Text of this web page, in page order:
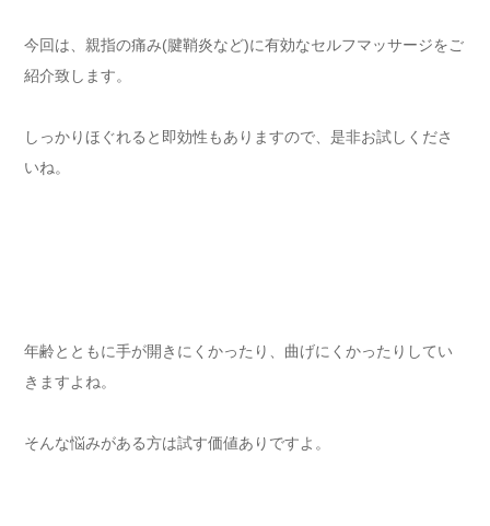
今回は、親指の痛み(腱鞘炎など)に有効なセルフマッサージをご
紹介致します。
しっかりほぐれると即効性もありますので、是非お試しくださ
いね。
年齢とともに手が開きにくかったり、曲げにくかったりしてい
きますよね。
そんな悩みがある方は試す価値ありですよ。